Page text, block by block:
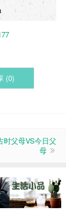
(0)
时父母VS今日父
母